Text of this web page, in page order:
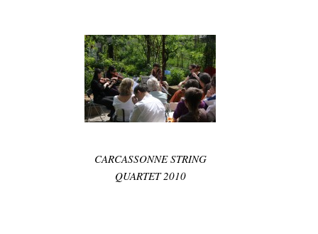
CARCASSONNE STRING
QUARTET 2010